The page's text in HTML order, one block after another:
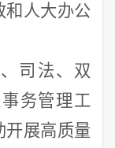
和人大办公
司法、双
务管理工
开展高质量